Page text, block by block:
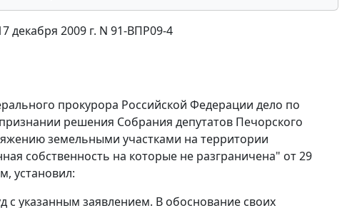
декабря 2009 г. N 91-ВПР09-4
прокурора Российской Федерации дело по
решения Собрания депутатов Печорского
земельными участками на территории
собственность на которые не разграничена" от 29
установил:
с указанным заявлением. В обоснование своих